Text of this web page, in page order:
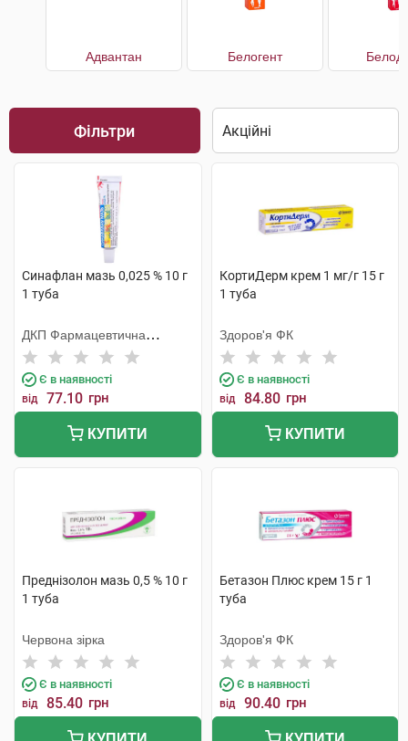
Адвантан Белогент
Фільтри
Синафлан мазь 0,025 % 10 г
1 туба
ДКП Фармацевтична
фабрика
Є в наявності
від 77.10 грн
КУПИТИ
КортиДерм крем 1 мг/г 15 г
1 туба
Здоров'я ФК
Є в наявності
від 84.80 грн
КУПИТИ
Преднізолон мазь 0,5 % 10 г
1 туба
Червона зірка
Є в наявності
від 85.40 грн
Бетазон Плюс крем 15 г 1
туба
Здоров'я ФК
Є в наявності
від 90.40 грн